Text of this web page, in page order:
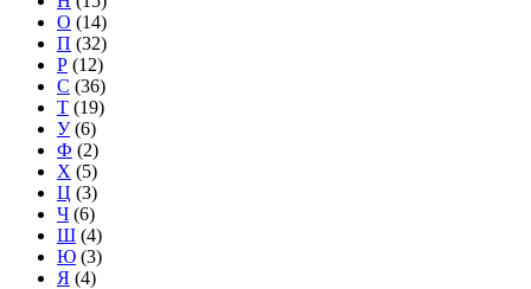
О (14)
П (32)
Р (12)
С (36)
Т (19)
У(6)
Ф (2)
Х (5)
Ц (3)
Ч (6)
Ш (4)
Ю (3)
Я (4)